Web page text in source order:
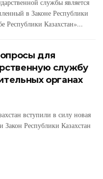
службы является
в Законе Республики
Республики Казахстан»...
для
службу
органах
вступили в силу новая
Закон Республики Казахстан